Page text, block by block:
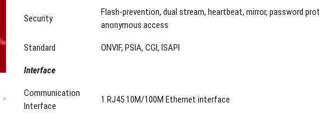
ONVIF, PSIA, CGI, ISAPI
Interface
Communication
General